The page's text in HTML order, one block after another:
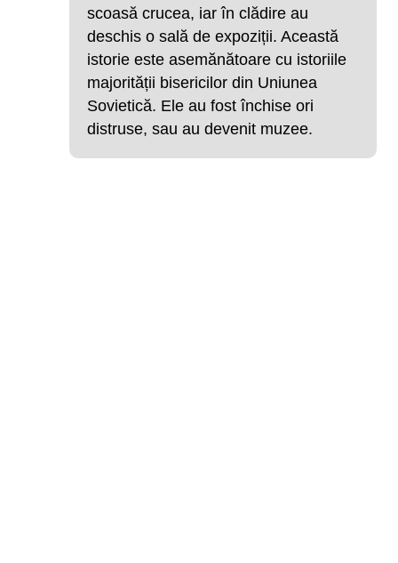
scoasă crucea, iar în clădire au
deschis o sală de expoziții. Această
istorie este asemănătoare cu istoriile
majorității bisericilor din Uniunea
Sovietică. Ele au fost închise ori
distruse, sau au devenit muzee.